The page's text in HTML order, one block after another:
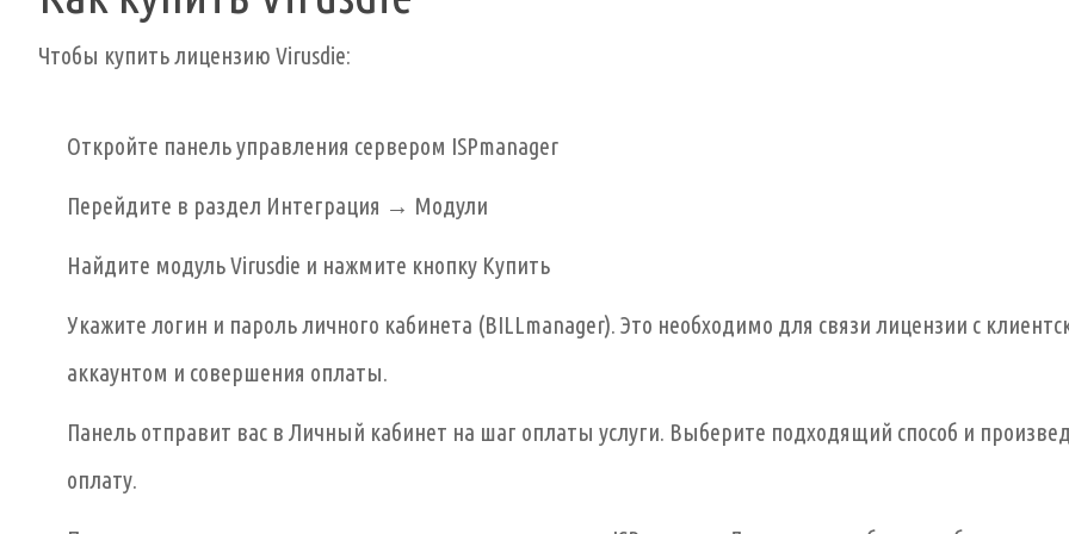
Чтобы купить лицензию Virusdie:
Откройте панель управления сервером ISPmanager
Перейдите в раздел Интеграция → Модули
Найдите модуль Virusdie и нажмите кнопку Купить
Укажите логин и пароль личного кабинета (BILLmanager). Это необходимо для связи лицензии с
аккаунтом и совершения оплаты.
Панель отправит вас в Личный кабинет на шаг оплаты услуги. Выберите подходящий способ и
оплату.